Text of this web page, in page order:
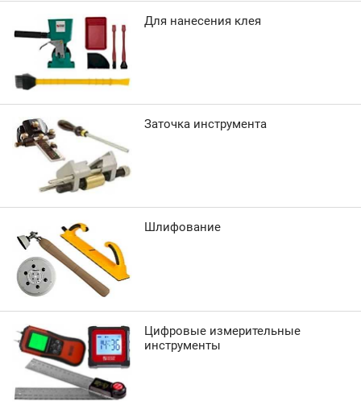
Для нанесения клея
Заточка инструмента
Шлифование
Цифровые измерительные
инструменты